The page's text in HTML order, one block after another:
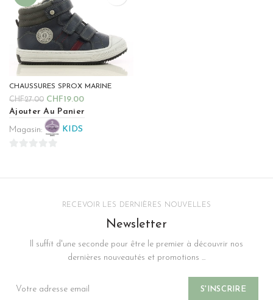
CHAUSSURES SPROX MARINE
CHF27.00 CHF19.00
Ajouter Au Panier
Magasin:
KIDS
RECEVOIR LES DERNIÈRES NOUVELLES
Newsletter
Il suffit d'une seconde pour être le premier à découvrir nos
dernières nouveautés et promotions ...